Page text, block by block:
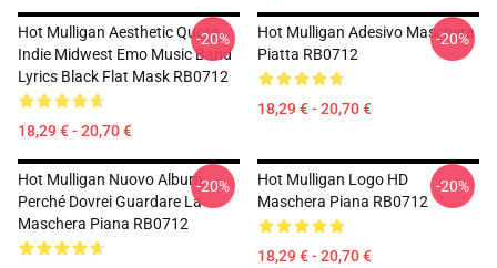
Hot Mulligan Aesthetic Quote
Indie Midwest Emo Music Band
Lyrics Black Flat Mask RB0712
18,29 € - 20,70 €
-20%
Hot Mulligan Adesivo Maschera
Piatta RB0712
18,29 € - 20,70 €
-20%
Hot Mulligan Nuovo Album,
Perché Dovrei Guardare La
Maschera Piana RB0712
-20%
Hot Mulligan Logo HD
Maschera Piana RB0712
18,29 € - 20,70 €
-20%